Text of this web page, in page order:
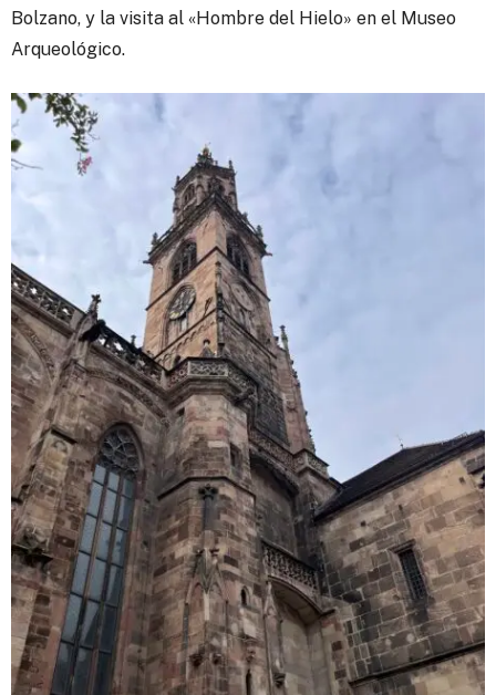
Bolzano, y la visita al «Hombre del Hielo» en el Museo
Arqueológico.